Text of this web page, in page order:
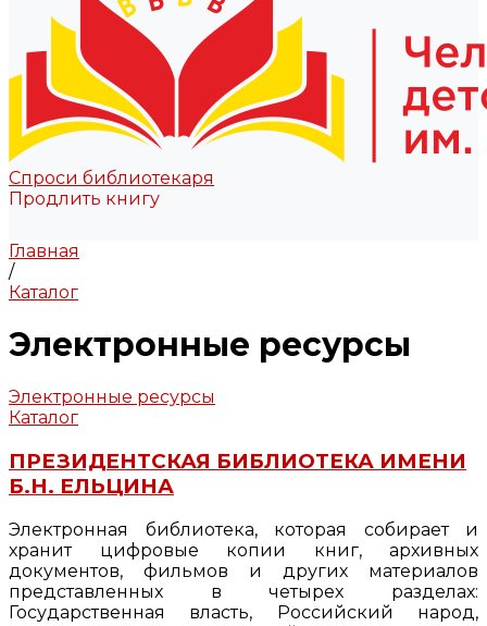
Спроси библиотекаря
Продлить книгу
Главная
/
Каталог
Электронные ресурсы
Электронные ресурсы
Каталог
ПРЕЗИДЕНТСКАЯ БИБЛИОТЕКА ИМЕНИ
Б.Н. ЕЛЬЦИНА
Электронная библиотека, которая собирает и
хранит цифровые копии книг, архивных
документов, фильмов и других материалов
представленных в четырех разделах:
Государственная власть, Российский народ,